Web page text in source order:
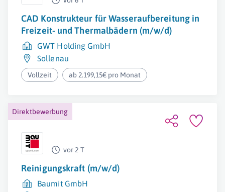
CAD Konstrukteur für Wasseraufbereitung in
Freizeit- und Thermalbädern (m/w/d)
GWT Holding GmbH
Sollenau
Vollzeit ab 2.199,15€ pro Monat
Direktbewerbung
vor 2 T
Reinigungskraft (m/w/d)
Baumit GmbH